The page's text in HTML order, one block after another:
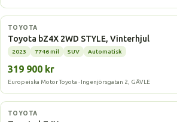
Elbil
TOYOTA
Toyota bZ4X 2WD STYLE, Vinterhjul
2023 7746 mil SUV Automatisk
319 900 kr
Europeiska Motor Toyota · Ingenjörsgatan 2, GÄVLE
Elbil
TOYOTA